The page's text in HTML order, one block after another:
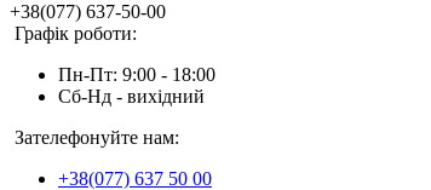
+38(077) 637-50-00
Графік роботи:
Пн-Пт: 9:00 - 18:00
Сб-Нд - вихідний
Зателефонуйте нам:
+38(077) 637 50 00